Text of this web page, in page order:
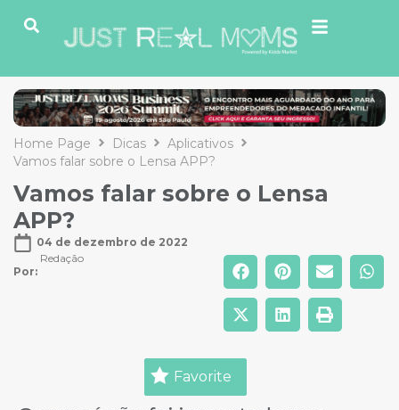
Home Page Dicas
Aplicativos
Vamos falar sobre o Lensa APP?
Vamos falar sobre o Lensa
APP?
04 de dezembro de 2022
Por:
Redação
Favorite